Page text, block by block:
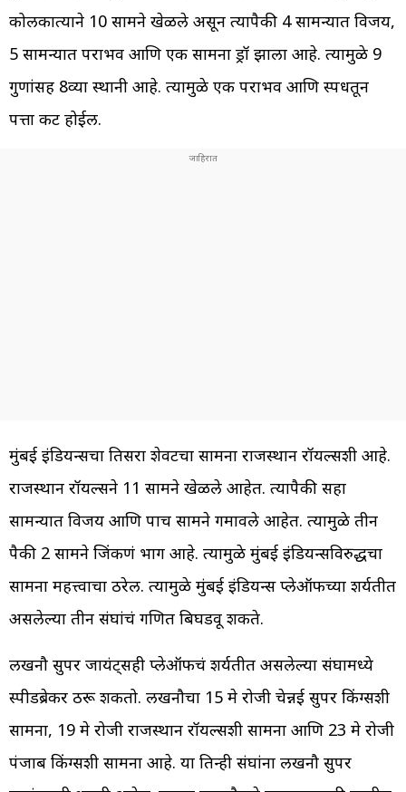
कोलकात्याने 10 सामने खेळले असून त्यापैकी 4 सामन्यात विजय,
5 सामन्यात पराभव आणि एक सामना ड्रॉ झाला आहे. त्यामुळे 9
गुणांसह 8व्या स्थानी आहे. त्यामुळे एक पराभव आणि स्पर्धेतून
पत्ता कट होईल.
मुंबई इंडियन्सचा तिसरा शेवटचा सामना राजस्थान रॉयल्सशी आहे.
राजस्थान रॉयल्सने 11 सामने खेळले आहेत. त्यापैकी सहा
सामन्यात विजय आणि पाच सामने गमावले आहेत. त्यामुळे तीन
पैकी 2 सामने जिंकणं भाग आहे. त्यामुळे मुंबई इंडियन्सविरुद्धचा
सामना महत्त्वाचा ठरेल. त्यामुळे मुंबई इंडियन्स प्लेऑफच्या शर्यतीत
असलेल्या तीन संघांचं गणित बिघडवू शकते.
लखनौ सुपर जायंट्सही प्लेऑफचं शर्यतीत असलेल्या संघामध्ये
स्पीडब्रेकर ठरू शकतो. लखनौचा 15 मे रोजी चेन्नई सुपर किंग्सशी
सामना, 19 मे रोजी राजस्थान रॉयल्सशी सामना आणि 23 मे रोजी
पंजाब किंग्सशी सामना आहे. या तिन्ही संघांना लखनौ सुपर